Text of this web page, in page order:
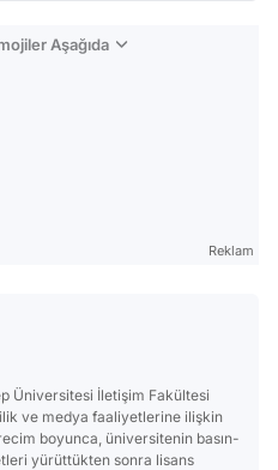
Aşağıda
Reklam
Üniversitesi İletişim Fakültesi
ve medya faaliyetlerine ilişkin
boyunca, üniversitenin basın-
yürüttükten sonra lisans